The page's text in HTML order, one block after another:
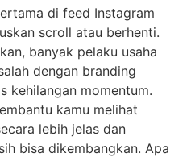
di feed Instagram
scroll atau berhenti.
banyak pelaku usaha
dengan branding
kehilangan momentum.
kamu melihat
lebih jelas dan
bisa dikembangkan. Apa